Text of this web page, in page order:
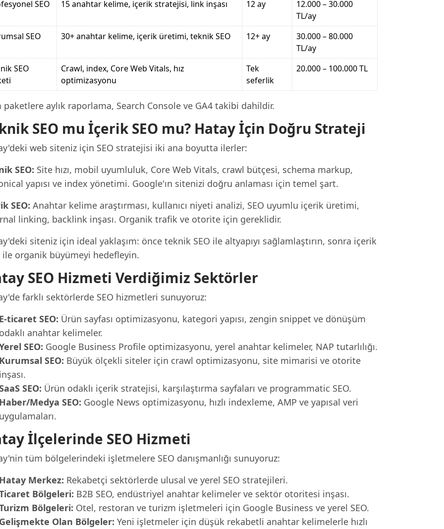
SEO 15 anahtar kelime, içerik stratejisi, link inşası 12 ay
12.000 – 30.000
TL/ay
SEO
30+ anahtar kelime, içerik üretimi, teknik SEO 12+ ay
30.000 – 80.000
TL/ay
SEO
Crawl, index, Core Web Vitals, hız
optimizasyonu
Tek
seferlik
20.000 – 100.000 TL
paketlere aylık raporlama, Search Console ve GA4 takibi dahildir.
SEO mu İçerik SEO mu? Hatay İçin Doğru Strateji
web siteniz için SEO stratejisi iki ana boyutta ilerler:
SEO: Site hızı, mobil uyumluluk, Core Web Vitals, crawl bütçesi, schema markup,
yapısı ve index yönetimi. Google'ın sitenizi doğru anlaması için temel şart.
SEO: Anahtar kelime araştırması, kullanıcı niyeti analizi, SEO uyumlu içerik üretimi,
linking, backlink inşası. Organik trafik ve otorite için gereklidir.
siteniz için ideal yaklaşım: önce teknik SEO ile altyapıyı sağlamlaştırın, sonra içerik
ile organik büyümeyi hedefleyin.
SEO Hizmeti Verdiğimiz Sektörler
farklı sektörlerde SEO hizmetleri sunuyoruz:
E-ticaret SEO: Ürün sayfası optimizasyonu, kategori yapısı, zengin snippet ve dönüşüm
odaklı anahtar kelimeler.
SEO: Google Business Profile optimizasyonu, yerel anahtar kelimeler, NAP tutarlılığı.
Kurumsal SEO: Büyük ölçekli siteler için crawl optimizasyonu, site mimarisi ve otorite
inşası.
SEO: Ürün odaklı içerik stratejisi, karşılaştırma sayfaları ve programmatic SEO.
Haber/Medya SEO: Google News optimizasyonu, hızlı indexleme, AMP ve yapısal veri
uygulamaları.
İlçelerinde SEO Hizmeti
tüm bölgelerindeki işletmelere SEO danışmanlığı sunuyoruz:
Hatay Merkez: Rekabetçi sektörlerde ulusal ve yerel SEO stratejileri.
Bölgeleri: B2B SEO, endüstriyel anahtar kelimeler ve sektör otoritesi inşası.
Bölgeleri: Otel, restoran ve turizm işletmeleri için Google Business ve yerel SEO.
Gelişmekte Olan Bölgeler: Yeni işletmeler için düşük rekabetli anahtar kelimelerle hızlı